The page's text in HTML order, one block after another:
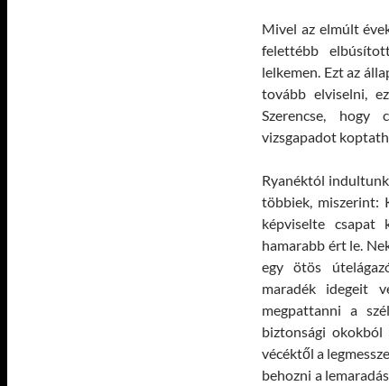
Mivel az elmúlt
felettébb
lelkemen. Ezt az
tovább elviselni,
Szerencse,
vizsgapadot
Ryanéktól
többiek, miszerint:
képviselte csapat
hamarabb ért le.
egy ötös
maradék idegeit
megpattanni a
biztonsági
vécéktől a
behozni a